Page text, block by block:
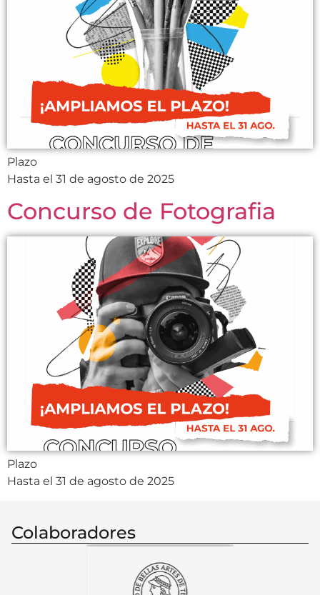
Plazo
Hasta el 31 de agosto de 2025
Concurso de Fotografia
Plazo
Hasta el 31 de agosto de 2025
Colaboradores